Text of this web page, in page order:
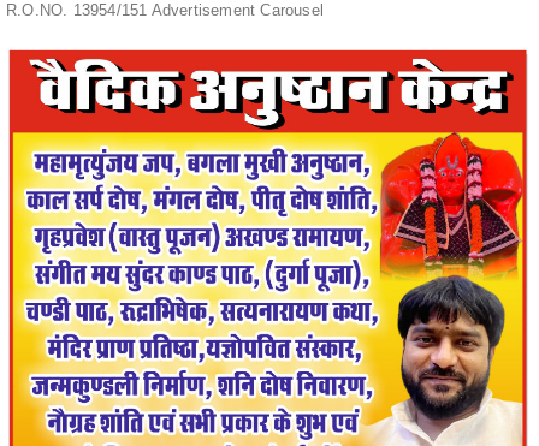
R.O.NO. 13954/151 Advertisement Carousel